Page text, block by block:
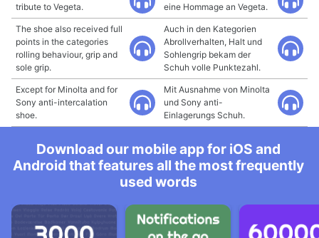
tribute to Vegeta.
eine Hommage an Vegeta.
The shoe also received full
points in the categories
rolling behaviour, grip and
sole grip.
Auch in den Kategorien
Abrollverhalten, Halt und
Sohlengrip bekam der
Schuh volle Punktezahl.
Except for Minolta and for
Sony anti-intercalation
shoe.
Mit Ausnahme von Minolta
und Sony anti-
Einlagerungs Schuh.
Download our mobile app for iOS and
Android that features all the most frequently
used words